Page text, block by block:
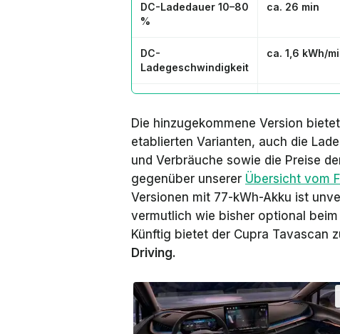
DC-Ladedauer 10–80
%
ca. 26 min
DC-
Ladegeschwindigkeit
ca. 1,6 kWh/
Preis k.A.
Die hinzugekommene Version
etablierten Varianten, auch die
und Verbräuche sowie die Preise
gegenüber unserer Übersicht vom
Versionen mit 77-kWh-Akku ist
vermutlich wie bisher optional
Künftig bietet der Cupra Tavascan
Driving.